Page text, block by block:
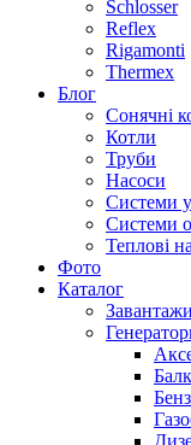
Schlosser
Reflex
Rigamonti
Thermex
Блог
Сонячні
Котли
Труби
Насоси
Системи
Системи
Теплові
Фото
Каталог